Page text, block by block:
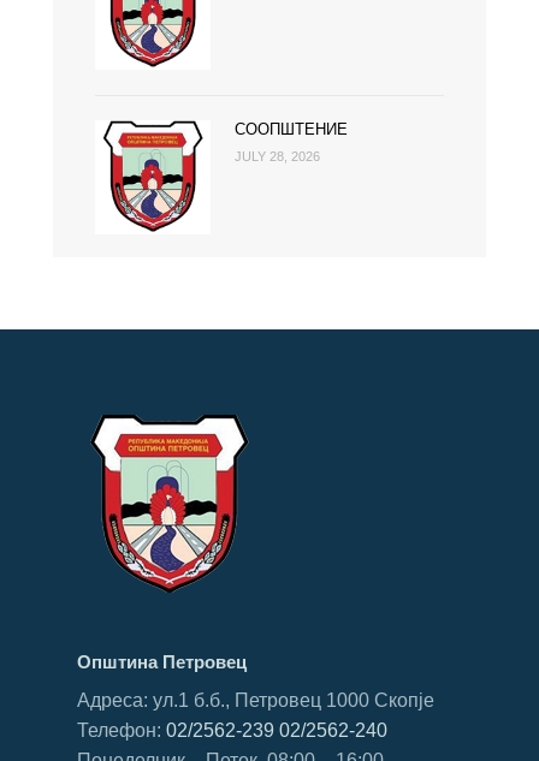
СООПШТЕНИЕ
JULY 28, 2026
Општина Петровец
Адреса: ул.1 б.б., Петровец 1000 Скопје
Телефон: 02/2562-239 02/2562-240